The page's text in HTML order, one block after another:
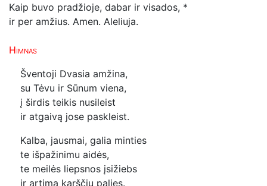
Kaip buvo pradžioje, dabar ir visados, *
ir per amžius. Amen. Aleliuja.
Himnas
Šventoji Dvasia amžina,
su Tėvu ir Sūnum viena,
į širdis teikis nusileist
ir atgaivą jose paskleist.
Kalba, jausmai, galia minties
te išpažinimu aidės,
te meilės liepsnos įsižiebs
ir artimą karščiu palies.